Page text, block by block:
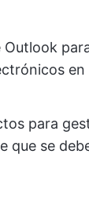
Outlook
en
para
que se